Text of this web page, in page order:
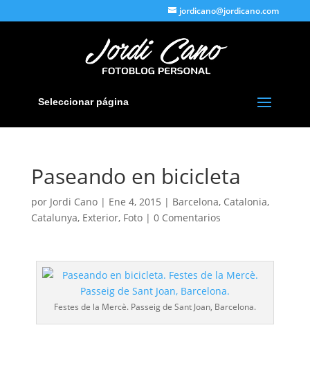
jordicano@jordicano.com
Seleccionar página
Paseando en bicicleta
por Jordi Cano| Ene 4, 2015 | Barcelona, Catalonia,
Catalunya, Exterior, Foto| 0 Comentarios
Festes de la Mercè. Passeig de Sant Joan, Barcelona.